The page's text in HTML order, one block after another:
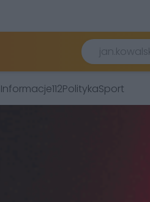
Informacje112PolitykaSport